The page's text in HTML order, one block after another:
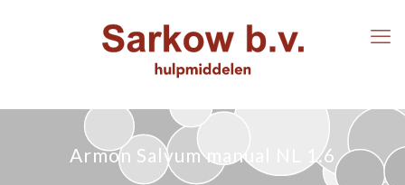
Armon Salvum manual NL 1.6